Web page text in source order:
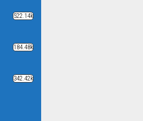
522.14k
184.48k
342.42k